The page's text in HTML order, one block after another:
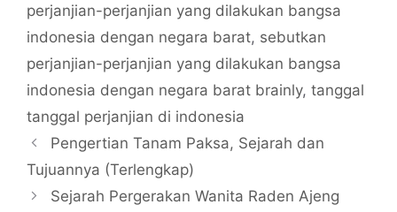
perjanjian-perjanjian yang dilakukan bangsa
indonesia dengan negara barat, sebutkan
perjanjian-perjanjian yang dilakukan bangsa
indonesia dengan negara barat brainly, tanggal
tanggal perjanjian di indonesia
Pengertian Tanam Paksa, Sejarah dan
Tujuannya (Terlengkap)
Sejarah Pergerakan Wanita Raden Ajeng